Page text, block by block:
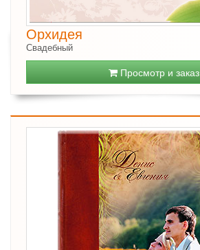
Орхидея
Свадебный
Просмотр и заказ